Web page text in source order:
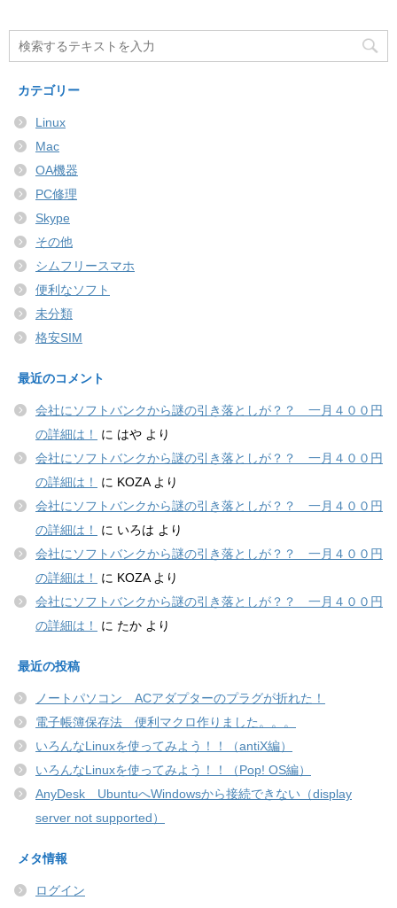
カテゴリー
Linux
Mac
OA機器
PC修理
Skype
その他
シムフリースマホ
便利なソフト
未分類
格安SIM
最近のコメント
会社にソフトバンクから謎の引き落としが？？ 一月４００円
の詳細は！
に はや より
会社にソフトバンクから謎の引き落としが？？ 一月４００円
の詳細は！
に KOZAより
会社にソフトバンクから謎の引き落としが？？ 一月４００円
の詳細は！
に いろは より
会社にソフトバンクから謎の引き落としが？？ 一月４００円
の詳細は！
に KOZAより
会社にソフトバンクから謎の引き落としが？？ 一月４００円
の詳細は！
に たか より
最近の投稿
ノートパソコン ACアダプターのプラグが折れた！
電子帳簿保存法 便利マクロ作りました。。。
いろんなLinuxを使ってみよう！！（antiX編）
いろんなLinuxを使ってみよう！！（Pop! OS編）
AnyDesk UbuntuへWindowsから接続できない（display
server not supported）
メタ情報
ログイン